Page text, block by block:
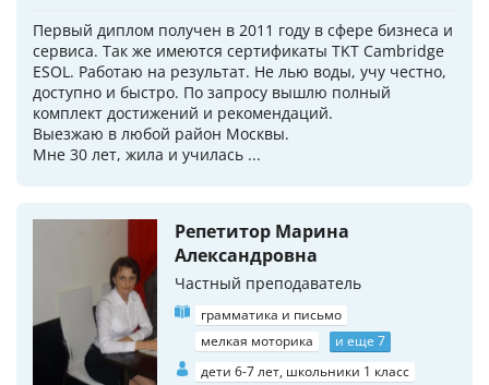
Первый диплом получен в 2011 году в сфере бизнеса и
сервиса. Так же имеются сертификаты TKT Cambridge
ESOL. Работаю на результат. Не лью воды, учу честно,
доступно и быстро. По запросу вышлю полный
комплект достижений и рекомендаций.
Выезжаю в любой район Москвы.
Мне 30 лет, жила и училась ...
Репетитор Марина
Александровна
Частный преподаватель
грамматика и письмо
мелкая моторика
и еще 7
дети 6-7 лет, школьники 1 класс